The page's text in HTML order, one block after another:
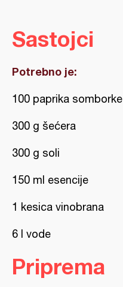
Sastojci
Potrebno je:
100 paprika somborke
300 g šećera
300 g soli
150 ml esencije
1 kesica vinobrana
6 l vode
Priprema